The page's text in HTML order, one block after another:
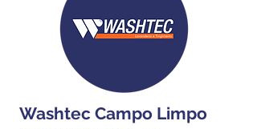
Washtec Campo Limpo